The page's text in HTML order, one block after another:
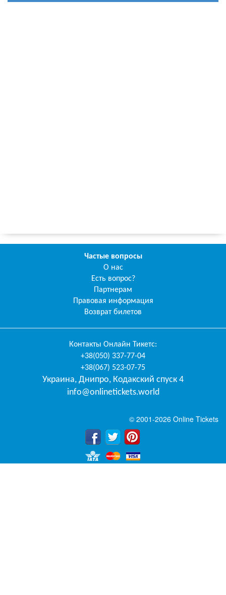
Частые вопросы
О нас
Есть вопрос?
Партнерам
Правовая информация
Возврат билетов
Контакты Онлайн Тикетс:
+38(050) 337-77-04
+38(067) 523-07-75
Украина, Днипро, Кодакский спуск 4
info@onlinetickets.world
© 2001-2026 Online Tickets